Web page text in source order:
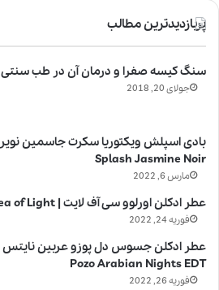
پربازدیدترین مطالب
سنگ کیسه صفرا و درمان آن در طب سنتی
جولای 20, 2018
Splash Jasmine Noir
مارس 6, 2022
عطر ادکلن اورلوو سی آف لایت | Orlov Paris Sea of Light
فوریه 24, 2022
Pozo Arabian Nights EDT
فوریه 26, 2022